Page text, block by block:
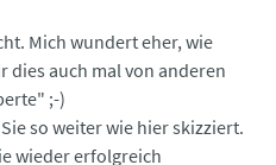
Mich wundert eher, wie
dies auch mal von anderen
;-)
so weiter wie hier skizziert.
wieder erfolgreich